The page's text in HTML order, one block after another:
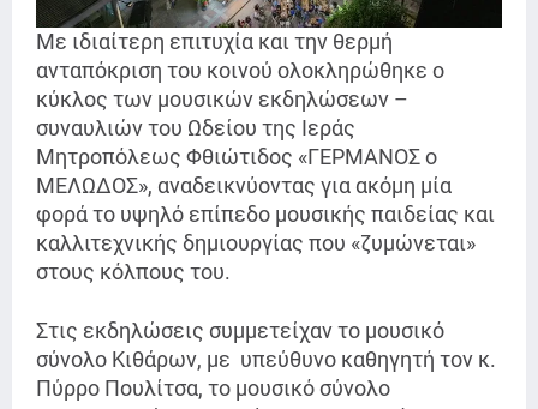
Με ιδιαίτερη επιτυχία και την θερμή
ανταπόκριση του κοινού ολοκληρώθηκε ο
κύκλος των μουσικών εκδηλώσεων –
συναυλιών του Ωδείου της Ιεράς
Μητροπόλεως Φθιώτιδος «ΓΕΡΜΑΝΟΣ ο
ΜΕΛΩΔΟΣ», αναδεικνύοντας για ακόμη μία
φορά το υψηλό επίπεδο μουσικής παιδείας και
καλλιτεχνικής δημιουργίας που «ζυμώνεται»
στους κόλπους του.
Στις εκδηλώσεις συμμετείχαν το μουσικό
σύνολο Κιθάρων, με υπεύθυνο καθηγητή τον κ.
Πύρρο Πουλίτσα, το μουσικό σύνολο